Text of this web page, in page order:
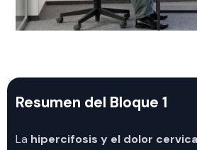
Resumen del Bloque 1
La hipercifosis y el dolor